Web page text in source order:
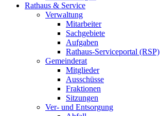
Rathaus & Service
Verwaltung
Mitarbeiter
Sachgebiete
Aufgaben
Rathaus-Serviceportal (RSP)
Gemeinderat
Mitglieder
Ausschüsse
Fraktionen
Sitzungen
Ver- und Entsorgung